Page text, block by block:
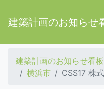
建築計画のお知らせ
建築計画のお知らせ看
横浜市
CSS17 株